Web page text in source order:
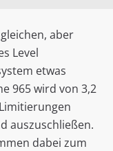
aber
Level
etwas
965 wird von 3,2
auszuschließen.
dabei zum